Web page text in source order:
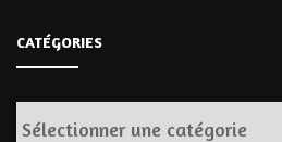
CATÉGORIES
Catégories